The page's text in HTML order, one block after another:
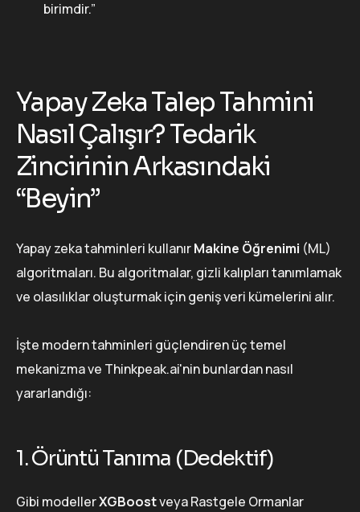
birimdir.”
Yapay Zeka Talep Tahmini
Nasıl Çalışır? Tedarik
Zincirinin Arkasındaki
“Beyin”
Yapay zeka tahminleri kullanırMakine Öğrenimi (ML)
algoritmaları. Bu algoritmalar, gizli kalıpları tanımlamak
ve olasılıklar oluşturmak için geniş veri kümelerini alır.
İşte modern tahminleri güçlendiren üç temel
mekanizma ve Thinkpeak.ai'nin bunlardan nasıl
yararlandığı:
1. Örüntü Tanıma (Dedektif)
Gibi modellerXGBoostveya Rastgele Ormanlar